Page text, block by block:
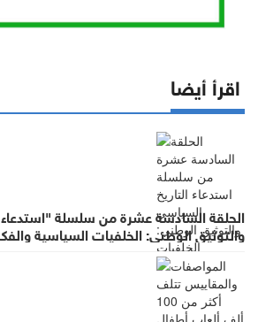
اقرأ أيضا
الحلقة السادسة عشرة من سلسلة "استدعاء
والتوثيق الوطني: الخلفيات السياسية
في عهد الملك الحسين بن طلال (١٩٥٣- ١٩٩٩)"